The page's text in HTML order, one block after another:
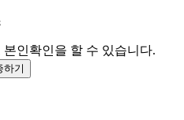
본인확인을 할 수 있습니다.
하기